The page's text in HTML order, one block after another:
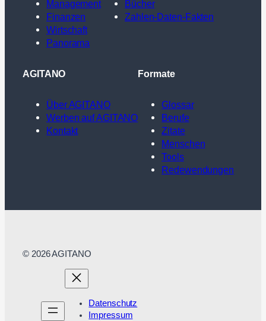
Management
Finanzen
Wirtschaft
Panorama
Bücher
Zahlen-Daten-Fakten
AGITANO
Über AGITANO
Werben auf AGITANO
Kontakt
Formate
Glossar
Berufe
Zitate
Menschen
Tools
Redewendungen
© 2026 AGITANO
Datenschutz
Impressum